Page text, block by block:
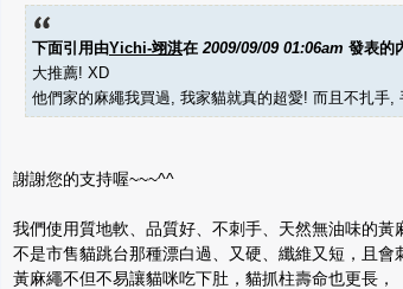
下面引用由Yichi-翊淇在 2009/09/09 01:06am 發表的
大推薦! XD
他們家的麻繩我買過, 我家貓就真的超愛! 而且不扎手,
謝謝您的支持喔~~~^^
我們使用質地軟、品質好、不刺手、天然無油味的黃
不是市售貓跳台那種漂白過、又硬、纖維又短，且會
黃麻繩不但不易讓貓咪吃下肚，貓抓柱壽命也更長，